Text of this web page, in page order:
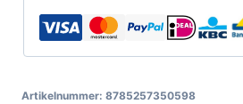
Artikelnummer: 8785257350598